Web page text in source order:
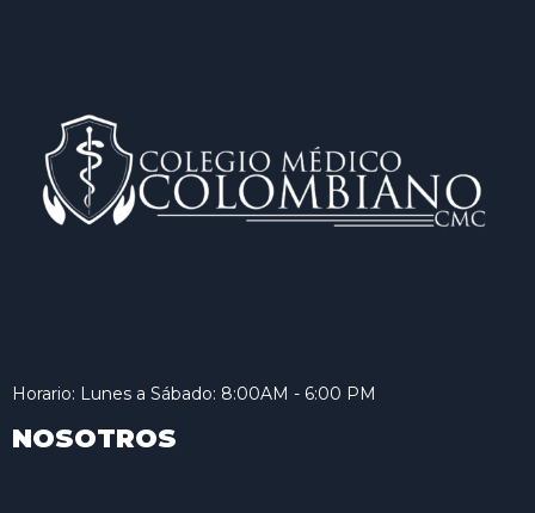
Horario: Lunes a Sábado: 8:00AM - 6:00 PM
NOSOTROS